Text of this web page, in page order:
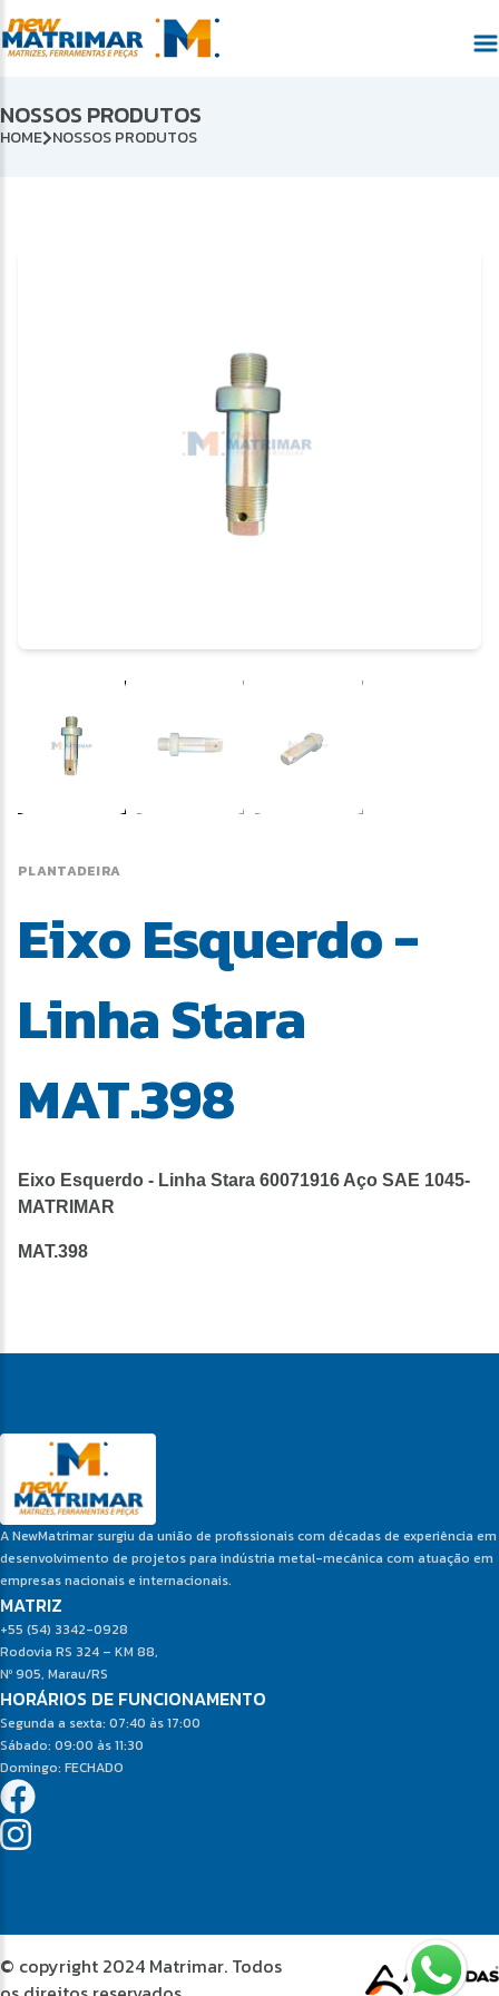
NOSSOS PRODUTOS
HOME NOSSOS PRODUTOS
PLANTADEIRA
Eixo Esquerdo -
Linha Stara
MAT.398
Eixo Esquerdo - Linha Stara 60071916 Aço SAE 1045-
MATRIMAR
MAT.398
A NewMatrimar surgiu da união de profissionais com décadas de experiência em
desenvolvimento de projetos para indústria metal-mecânica com atuação em
empresas nacionais e internacionais.
MATRIZ
+55 (54) 3342-0928
Rodovia RS 324 – KM 88,
Nº 905, Marau/RS
HORÁRIOS DE FUNCIONAMENTO
Segunda a sexta: 07:40 às 17:00
Sábado: 09:00 às 11:30
Domingo: FECHADO
© copyright 2024 Matrimar. Todos